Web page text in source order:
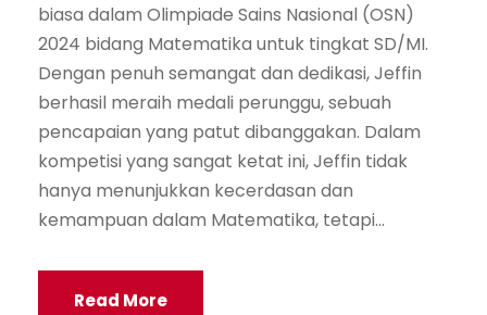
biasa dalam Olimpiade Sains Nasional (OSN)
2024 bidang Matematika untuk tingkat SD/MI.
Dengan penuh semangat dan dedikasi, Jeffin
berhasil meraih medali perunggu, sebuah
pencapaian yang patut dibanggakan. Dalam
kompetisi yang sangat ketat ini, Jeffin tidak
hanya menunjukkan kecerdasan dan
kemampuan dalam Matematika, tetapi...
Read More